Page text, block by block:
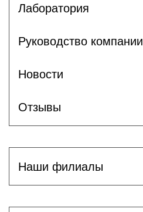
Лаборатория
Руководство компании
Новости
Отзывы
Наши филиалы